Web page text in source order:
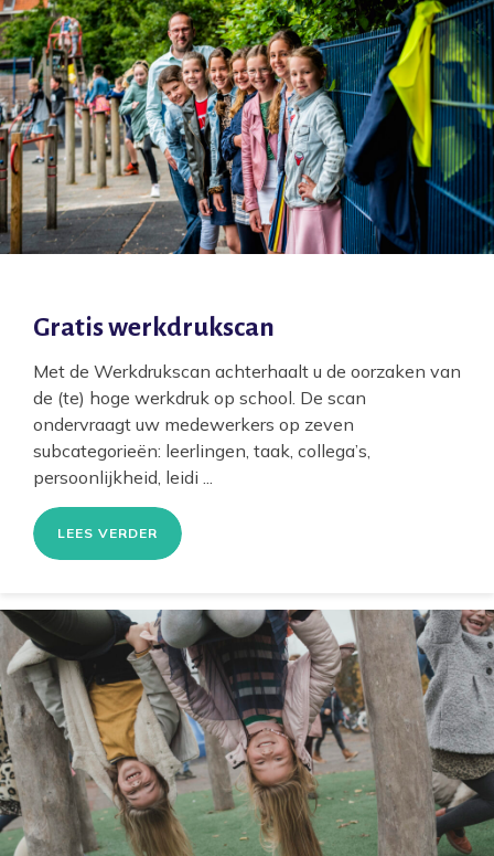
Gratis werkdrukscan
Met de Werkdrukscan achterhaalt u de oorzaken van
de (te) hoge werkdruk op school. De scan
ondervraagt uw medewerkers op zeven
subcategorieën: leerlingen, taak, collega’s,
persoonlijkheid, leidi ...
LEES VERDER